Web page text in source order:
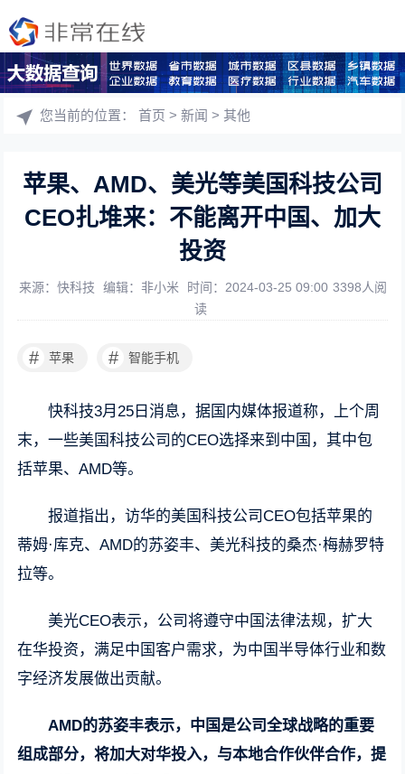
您当前的位置：首页 >新闻 >其他
苹果、AMD、美光等美国科技公司
CEO扎堆来：不能离开中国、加大
投资
来源：快科技 编辑：非小米 时间：2024-03-25 09:00 3398人阅
读
# 苹果 # 智能手机
快科技3月25日消息，据国内媒体报道称，上个周
末，一些美国科技公司的CEO选择来到中国，其中包
括苹果、AMD等。
报道指出，访华的美国科技公司CEO包括苹果的
蒂姆·库克、AMD的苏姿丰、美光科技的桑杰·梅赫罗特
拉等。
美光CEO表示，公司将遵守中国法律法规，扩大
在华投资，满足中国客户需求，为中国半导体行业和数
字经济发展做出贡献。
AMD的苏姿丰表示，中国是公司全球战略的重要
组成部分，将加大对华投入，与本地合作伙伴合作，提